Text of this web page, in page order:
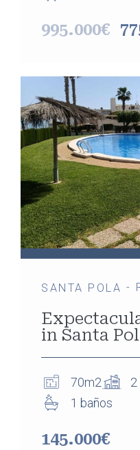
995.000€
SANTA POLA -
in Santa
70m2
1 baños
145.000€